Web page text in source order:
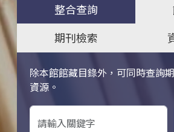
整合查詢
期刊檢索
除本館館藏目錄外，可同時查詢
資源。
關鍵字搜尋